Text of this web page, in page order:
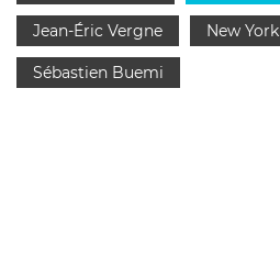
Jean-Éric Vergne New York
Sébastien Buemi